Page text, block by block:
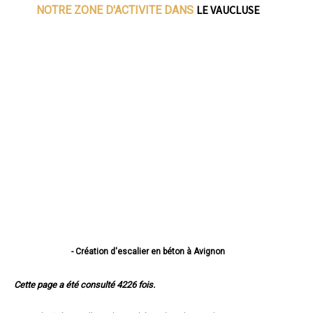
NOTRE ZONE D'ACTIVITE DANS LE VAUCLUSE
- Création d'escalier en béton à Avignon
- Création d'escalier en béton à Cavaillon
Cette page a été consulté 4226 fois.